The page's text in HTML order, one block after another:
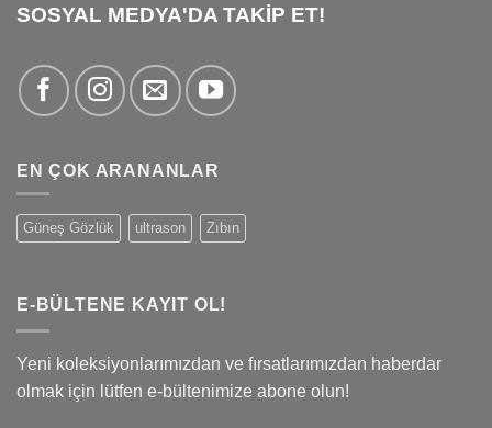
SOSYAL MEDYA'DA TAKİP ET!
EN ÇOK ARANANLAR
Güneş Gözlük ultrason Zıbın
E-BÜLTENE KAYIT OL!
Yeni koleksiyonlarımızdan ve fırsatlarımızdan haberdar
olmak için lütfen e-bültenimize abone olun!